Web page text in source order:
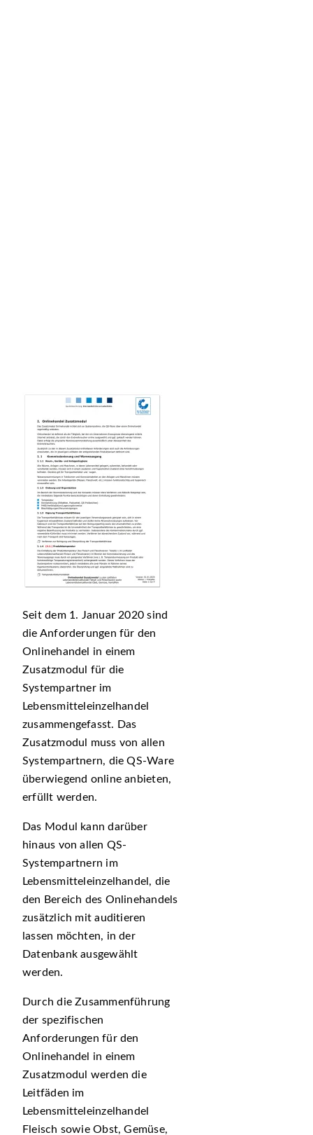
Seit dem 1. Januar 2020 sind
die Anforderungen für den
Onlinehandel in einem
Zusatzmodul für die
Systempartner im
Lebensmitteleinzelhandel
zusammengefasst. Das
Zusatzmodul muss von allen
Systempartnern, die QS-Ware
überwiegend online anbieten,
erfüllt werden.
Das Modul kann darüber
hinaus von allen QS-
Systempartnern im
Lebensmitteleinzelhandel, die
den Bereich des Onlinehandels
zusätzlich mit auditieren
lassen möchten, in der
Datenbank ausgewählt
werden.
Durch die Zusammenführung
der spezifischen
Anforderungen für den
Onlinehandel in einem
Zusatzmodul werden die
Leitfäden im
Lebensmitteleinzelhandel
Fleisch sowie Obst, Gemüse,